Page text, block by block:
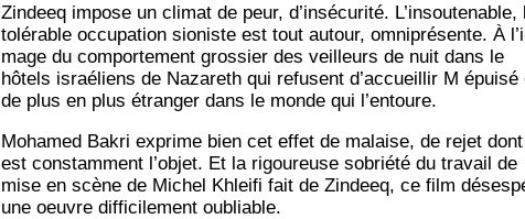
Zin­deeq impose un cli­mat de peur, d’in­sé­cu­ri­té. L’in­sou­te­nable,
to­lé­rable occu­pa­tion sio­niste est tout autour, omni­pré­sente. À
mage du com­por­te­ment gros­sier des veilleurs de nuit dans le
hôtels israé­liens de Naza­reth qui refusent d’ac­cueillir M épui­sé
de plus en plus étran­ger dans le monde qui l’entoure.
Moha­med Bakri exprime bien cet effet de malaise, de rejet
est constam­ment l’ob­jet. Et la rigou­reuse sobrié­té du tra­vail de
mise en scène de Michel Khlei­fi fait de Zin­deeq, ce film
une oeuvre dif­fi­ci­le­ment oubliable.